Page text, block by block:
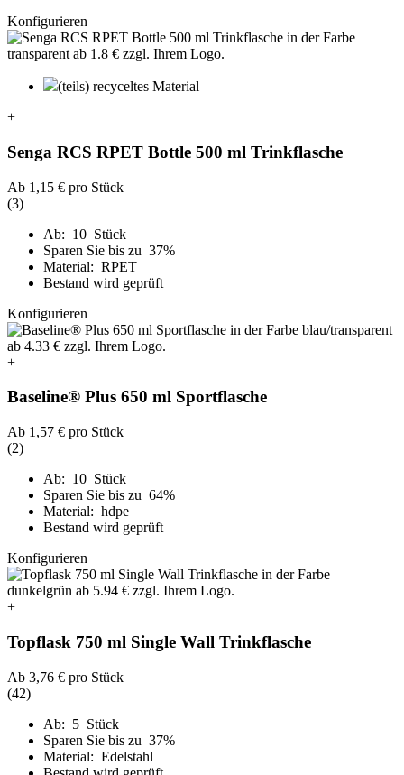
Konfigurieren
(teils) recyceltes Material
+
Senga RCS RPET Bottle 500 ml Trinkflasche
Ab 1,15 € pro Stück
(3)
Ab: 10 Stück
Sparen Sie bis zu 37%
Material: RPET
Bestand wird geprüft
Konfigurieren
+
Baseline® Plus 650 ml Sportflasche
Ab 1,57 € pro Stück
(2)
Ab: 10 Stück
Sparen Sie bis zu 64%
Material: hdpe
Bestand wird geprüft
Konfigurieren
+
Topflask 750 ml Single Wall Trinkflasche
Ab 3,76 € pro Stück
(42)
Ab: 5 Stück
Sparen Sie bis zu 37%
Material: Edelstahl